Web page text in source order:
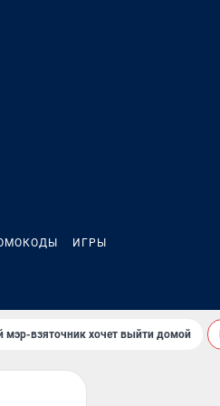
ИГРЫ
мэр-взяточник хочет выйти домой